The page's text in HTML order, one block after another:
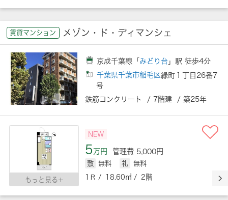
賃貸マンション メゾン・ド・ディマンシェ
京成千葉線「 みどり台 」駅 徒歩4分
千葉県千葉市稲毛区緑町１丁目26番7
号
鉄筋コンクリート / 7階建 / 築25年
もっと見る
NEW
5万円 管理費 5,000円
敷 無料 礼
無料
1Ｒ / 18.60㎡ / 2階